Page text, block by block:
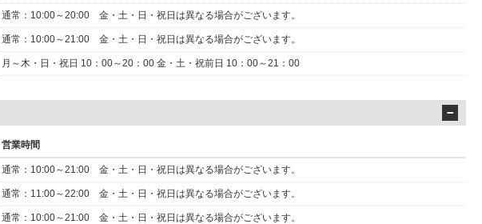
通常：10:00～20:00 金・土・日・祝日は異なる場合がございます。
通常：10:00～21:00 金・土・日・祝日は異なる場合がございます。
月～木・日・祝日 10：00～20：00 金・土・祝前日 10：00～21：00
営業時間
通常：10:00～21:00 金・土・日・祝日は異なる場合がございます。
通常：11:00～22:00 金・土・日・祝日は異なる場合がございます。
通常：10:00～21:00 金・土・日・祝日は異なる場合がございます。